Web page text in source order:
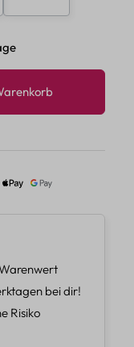
bei dir!
Risiko